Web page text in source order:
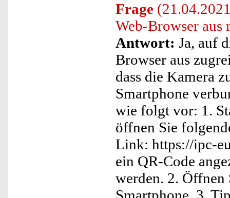
Frage
Web-Browser aus
Antwort: Ja, auf
Browser aus
dass die Kamera
Smartphone
wie folgt vor: 1.
öffnen Sie
Link: https://ipc-
ein QR-Code
werden. 2.